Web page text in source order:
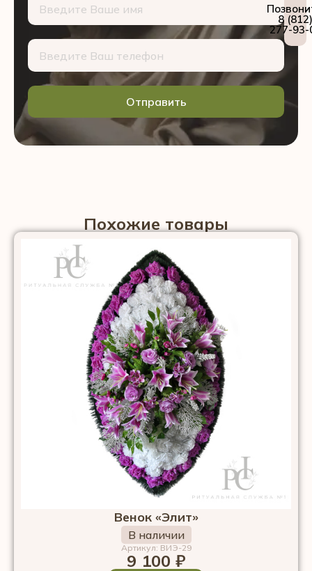
Отправить
8 (812)
277-93-
Похожие товары
Венок «Элит»
В наличии
Артикул: ВИЭ-29
9 100 ₽